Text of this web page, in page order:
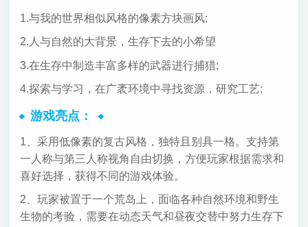
1.与我的世界相似风格的像素方块画风;
2.人与自然的大背景，生存下去的小希望
3.在生存中制造丰富多样的武器进行捕猎;
4.探索与学习，在广袤环境中寻找资源，研究工艺;
游戏亮点：
1、采用低像素的复古风格，独特且别具一格。支持第
一人称与第三人称视角自由切换，方便玩家根据需求和
喜好选择，获得不同的游戏体验。
2、玩家被置于一个荒岛上，面临各种自然环境和野生
生物的考验，需要在动态天气和昼夜交替中努力生存下